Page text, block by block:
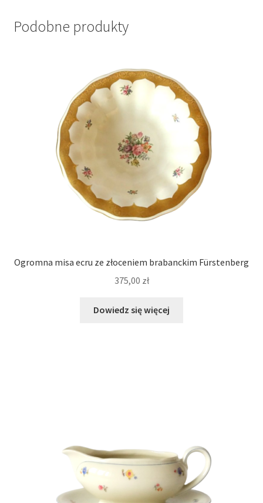
Podobne produkty
Ogromna misa ecru ze złoceniem brabanckim Fürstenberg
375,00 zł
Dowiedz się więcej